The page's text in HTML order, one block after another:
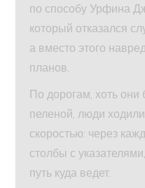
по способу Урфина
который отказался
а вместо этого
планов.
По дорогам, хоть
пеленой, люди
скоростью: через
столбы с
путь куда ведет.